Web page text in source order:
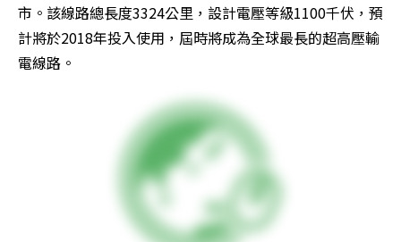
市。該線路總長度3324公里，設計電壓等級1100千伏，預
計將於2018年投入使用，屆時將成為全球最長的超高壓輸
電線路。